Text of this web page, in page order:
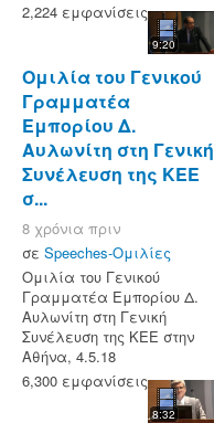
2,224 εμφανίσεις
9:20
Ομιλία του Γενικού
Γραμματέα
Εμπορίου Δ.
Αυλωνίτη στη Γενική
Συνέλευση της ΚΕΕ
σ...
8 χρόνια πριν
σε Speeches-Ομιλίες
Ομιλία του Γενικού
Γραμματέα Εμπορίου Δ.
Αυλωνίτη στη Γενική
Συνέλευση της ΚΕΕ στην
Αθήνα, 4.5.18
6,300 εμφανίσεις
8:32